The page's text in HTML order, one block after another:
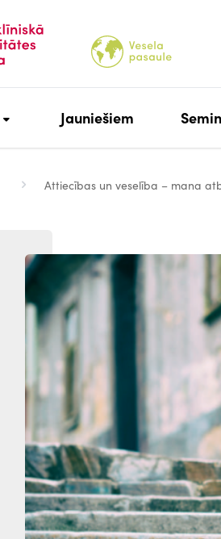
Jauniešiem
Attiecības un veselība – mana
Attēls